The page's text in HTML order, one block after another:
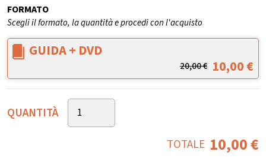
FORMATO
Scegli il formato, la quantità e procedi con l'acquisto
GUIDA + DVD
20,00€ 10,00€
QUANTITÀ
TOTALE 10,00€